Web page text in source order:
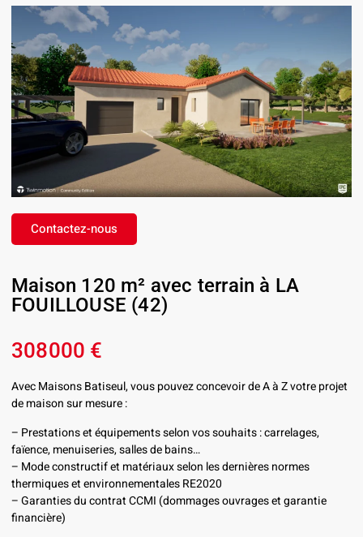
Contactez-nous
Maison 120 m² avec terrain à LA
FOUILLOUSE (42)
308000 €
Avec Maisons Batiseul, vous pouvez concevoir de A à Z votre projet
de maison sur mesure :
– Prestations et équipements selon vos souhaits : carrelages,
faïence, menuiseries, salles de bains…
– Mode constructif et matériaux selon les dernières normes
thermiques et environnementales RE2020
– Garanties du contrat CCMI (dommages ouvrages et garantie
financière)